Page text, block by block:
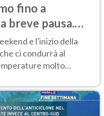
fino a
breve pausa.
e l'inizio della
ci condurrà al
molto